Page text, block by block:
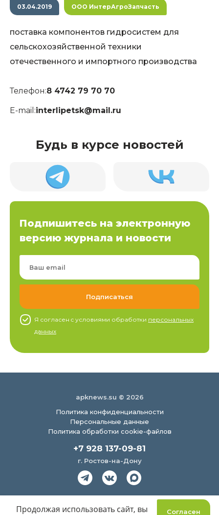
03.04.2019 ООО ИнтерАгроЗапчасть
поставка компонентов гидросистем для
сельскохозяйственной техники
отечественного и импортного производства
Телефон:8 4742 79 70 70
E-mail:interlipetsk@mail.ru
Будь в курсе новостей
Подпишитесь на электронную
версию журнала и новости
Я согласен c условиями обработки персональных
данных
apknews.su © 2026
Политика конфиденциальности
Персональные данные
Политика обработки cookie-файлов
+7 928 137-09-81
г. Ростов-на-Дону
Согласен
Продолжая использовать сайт, вы